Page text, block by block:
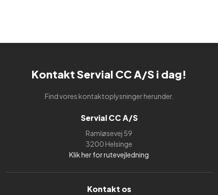
Kontakt Servial CC A/S i dag!
Find vores kontaktoplysninger herunder.
Servial CC A/S
Ramløsevej 59
3200 Helsinge
Klik her for rutevejledning
Kontakt os